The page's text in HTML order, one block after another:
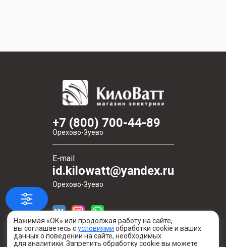
+7 (800) 700-44-89
Орехово-Зуево
E-mail
id.kilowatt@yandex.ru
Орехово-Зуево
Нажимая «ОК» или продолжая работу на сайте,
вы соглашаетесь сусловиями обработки cookie и ваших
данных о поведении на сайте, необходимых
для аналитики. Запретить обработку cookie вы можете